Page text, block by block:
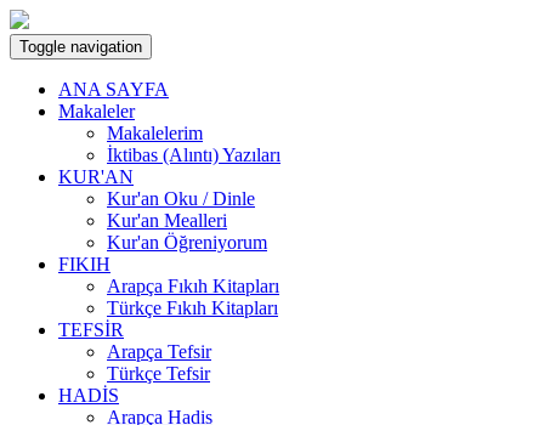
Toggle navigation
ANA SAYFA
Makaleler
Makalelerim
İktibas (Alıntı) Yazıları
KUR'AN
Kur'an Oku / Dinle
Kur'an Mealleri
Kur'an Öğreniyorum
FIKIH
Arapça Fıkıh Kitapları
Türkçe Fıkıh Kitapları
TEFSİR
Arapça Tefsir
Türkçe Tefsir
HADİS
Arapça Hadis